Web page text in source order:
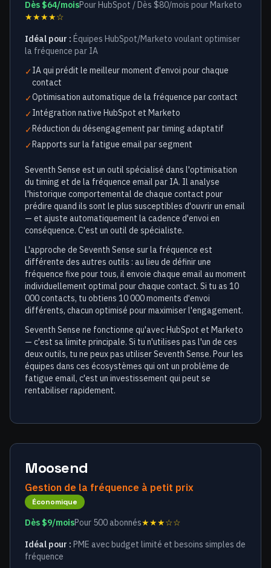
Dès $64/moisPour HubSpot / Dès $80/mois pour Marketo
★★★★☆
Idéal pour : Équipes HubSpot/Marketo voulant optimiser
la fréquence par IA
✓IA qui prédit le meilleur moment d'envoi pour chaque
contact
✓Optimisation automatique de la fréquence par contact
✓Intégration native HubSpot et Marketo
✓Réduction du désengagement par timing adaptatif
✓Rapports sur la fatigue email par segment
Seventh Sense est un outil spécialisé dans l'optimisation
du timing et de la fréquence email par IA. Il analyse
l'historique comportemental de chaque contact pour
prédire quand ils sont le plus susceptibles d'ouvrir un email
— et ajuste automatiquement la cadence d'envoi en
conséquence. C'est un outil de spécialiste.
L'approche de Seventh Sense sur la fréquence est
différente des autres outils : au lieu de définir une
fréquence fixe pour tous, il envoie chaque email au moment
individuellement optimal pour chaque contact. Si tu as 10
000 contacts, tu obtiens 10 000 moments d'envoi
différents, chacun optimisé pour maximiser l'engagement.
Seventh Sense ne fonctionne qu'avec HubSpot et Marketo
— c'est sa limite principale. Si tu n'utilises pas l'un de ces
deux outils, tu ne peux pas utiliser Seventh Sense. Pour les
équipes dans ces écosystèmes qui ont un problème de
fatigue email, c'est un investissement qui peut se
rentabiliser rapidement.
Moosend
Gestion de la fréquence à petit prix
Économique
Dès $9/moisPour 500 abonnés★★★☆☆
Idéal pour : PME avec budget limité et besoins simples de
fréquence